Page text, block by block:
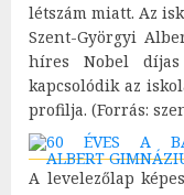
létszám miatt. Az
Szent-Györgyi
híres Nobel díjas
kapcsolódik az
profilja. (Forrás:
A levelezőlap